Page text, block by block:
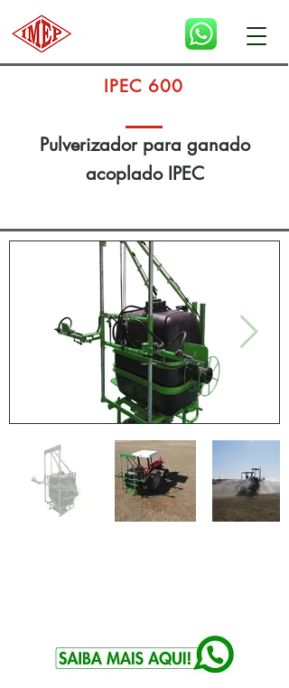
IPEC 600
Pulverizador para ganado
acoplado IPEC